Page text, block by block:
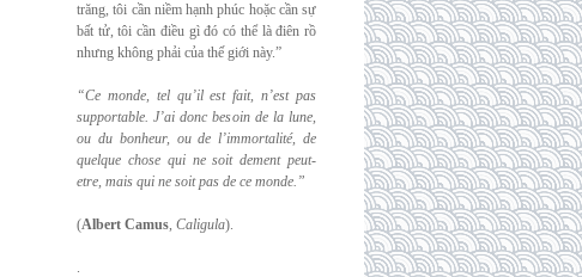
trăng, tôi cần niềm hạnh phúc hoặc cần sự
bất tử, tôi cần điều gì đó có thể là điên rồ
nhưng không phải của thế giới này.”
“Ce monde, tel qu’il est fait, n’est pas
supportable. J’ai donc besoin de la lune,
ou du bonheur, ou de l’immortalité, de
quelque chose qui ne soit dement peut-
etre, mais qui ne soit pas de ce monde.”
(Albert Camus, Caligula).
.